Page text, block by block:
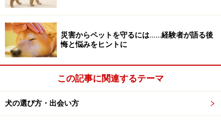
３：食べるストレスケア
私たち人間と同じように、犬のストレスケアも注目され
ている今の時代。バナナに含まれているトリプトファン
４：貧血の予防に
災害からペットを守るには……経験者が語る後
悔と悩みをヒントに
この記事に関連するテーマ
犬の選び方・出会い方